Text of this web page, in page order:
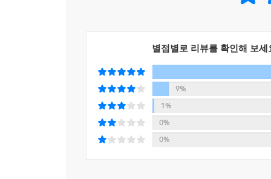
직업 편에서는 앞으로 직업을 갖게 될 아이들이
무엇인지 진지하게 고민할 수 있어요.
별점별로 리뷰를 확인해 보세
9%
1%
0%
0%